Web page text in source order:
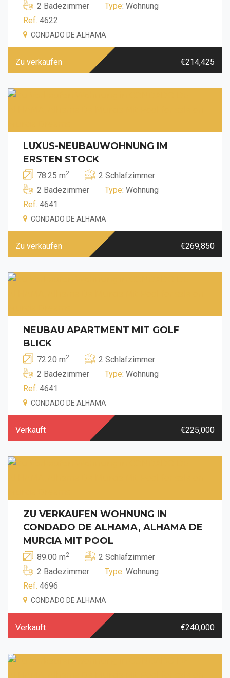
2 Badezimmer
Type: Wohnung
Ref. 4622
CONDADO DE ALHAMA
Zu verkaufen €214,425
LUXUS-NEUBAUWOHNUNG IM
ERSTEN STOCK
78.25 m2
2 Schlafzimmer
2 Badezimmer
Type: Wohnung
Ref. 4641
CONDADO DE ALHAMA
Zu verkaufen €269,850
NEUBAU APARTMENT MIT GOLF
BLICK
72.20 m2
2 Schlafzimmer
2 Badezimmer
Type: Wohnung
Ref. 4641
CONDADO DE ALHAMA
Verkauft €225,000
ZU VERKAUFEN WOHNUNG IN
CONDADO DE ALHAMA, ALHAMA DE
MURCIA MIT POOL
89.00 m2
2 Schlafzimmer
2 Badezimmer
Type: Wohnung
Ref. 4696
CONDADO DE ALHAMA
Verkauft €240,000